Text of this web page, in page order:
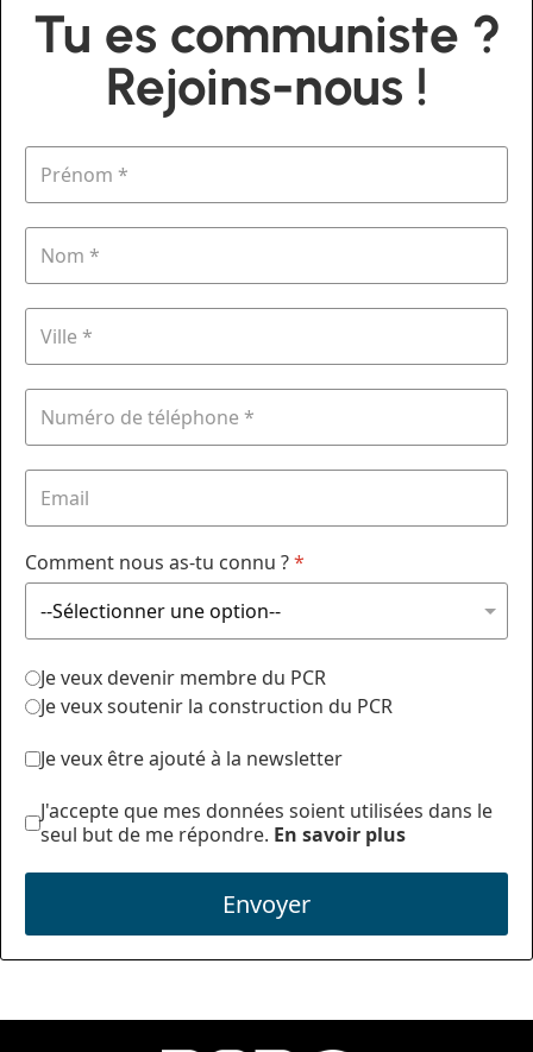
Tu es communiste ?
Rejoins-nous !
Comment nous as-tu connu ?*
Je veux devenir membre du PCR
Je veux soutenir la construction du PCR
Je veux être ajouté à la newsletter
J'accepte que mes données soient utilisées dans le
seul but de me répondre. En savoir plus
Envoyer